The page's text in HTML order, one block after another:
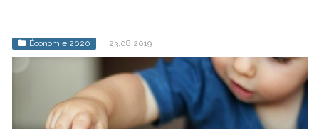
Économie 2020 23.08.2019